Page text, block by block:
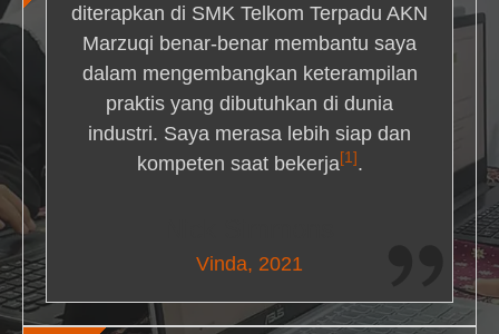
diterapkan di SMK Telkom Terpadu AKN
Marzuqi benar-benar membantu saya
dalam mengembangkan keterampilan
praktis yang dibutuhkan di dunia
industri. Saya merasa lebih siap dan
kompeten saat bekerja[1] .
Vinda, 2021